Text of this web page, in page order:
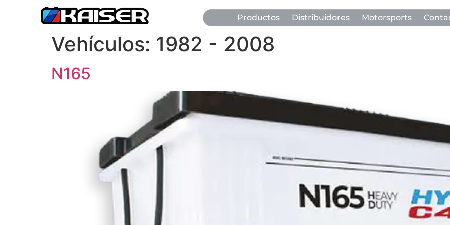
Productos Distribuidores Motorsports
Vehículos: 1982 - 2008
N165